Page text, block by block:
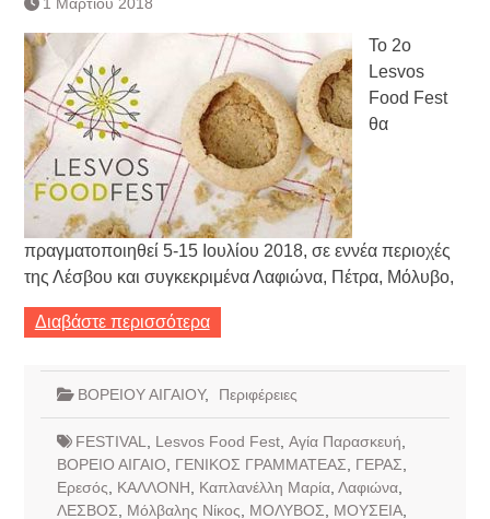
Κατάργηση βιβλιαρίων Υγείας
Ημερήσιο Δελτίο Τιμών
Συναλλάγματος &
Τραπεζογραμματίων 7-3-2019
Ημερήσιο Δελτίο Τιμών
Συναλλάγματος &
Τραπεζογραμματίων 4-3-2019
Κάθοδος αγροτών
Δικαιοσύνη
Το 2ο
Lesvos
Food Fest
θα
πραγματοποιηθεί 5-15 Ιουλίου 2018, σε εννέα περιοχές
της Λέσβου και συγκεκριμένα Λαφιώνα, Πέτρα, Μόλυβο,
Διαβάστε περισσότερα
ΒΟΡΕΙΟΥ ΑΙΓΑΙΟΥ, Περιφέρειες
FESTIVAL Lesvos Food Fest, Αγία Παρασκευή
ΒΟΡΕΙΟ ΑΙΓΑΙΟ
ΓΕΝΙΚΟΣ ΓΡΑΜΜΑΤΕΑΣ ΓΕΡΑΣ
Ερεσός
ΚΑΛΛΟΝΗ Καπλανέλλη Μαρία, Λαφιώνα,
ΛΕΣΒΟΣ
Μόλβαλης Νίκος ΜΟΛΥΒΟΣ ΜΟΥΣΕΙΑ,